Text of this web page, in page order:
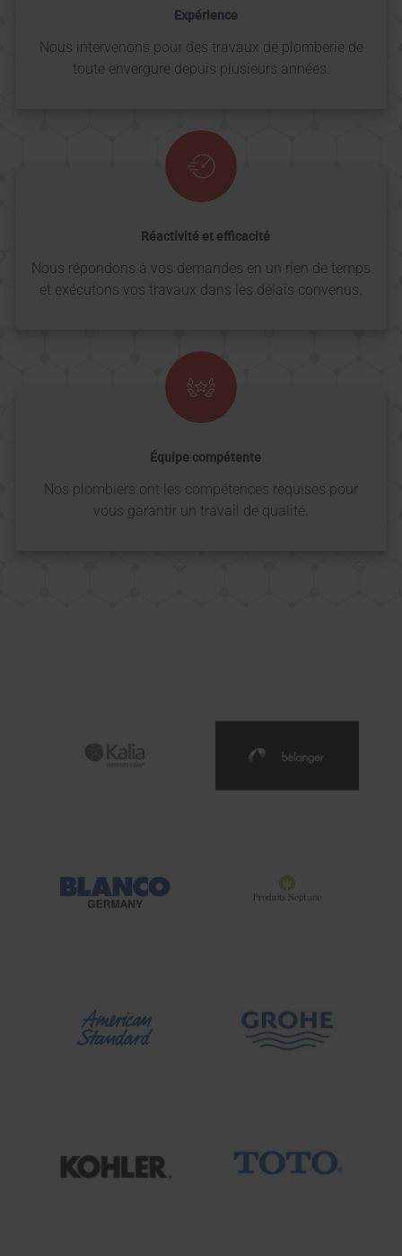
Expérience
Nous intervenons pour des travaux de plomberie de
toute envergure depuis plusieurs années.
Réactivité et efficacité
Nous répondons à vos demandes en un rien de temps
et exécutons vos travaux dans les délais convenus.
Équipe compétente
Nos plombiers ont les compétences requises pour
vous garantir un travail de qualité.